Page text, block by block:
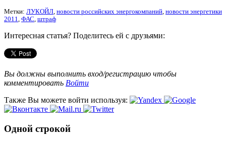
Метки: ЛУКОЙЛ, новости российских энергокомпаний, новости энергетики
2011, ФАС, штраф
Интересная статья? Поделитесь ей с друзьями:
Вы должны выполнить вход/регистрацию чтобы
комментировать Войти
Также Вы можете войти используя:
Одной строкой